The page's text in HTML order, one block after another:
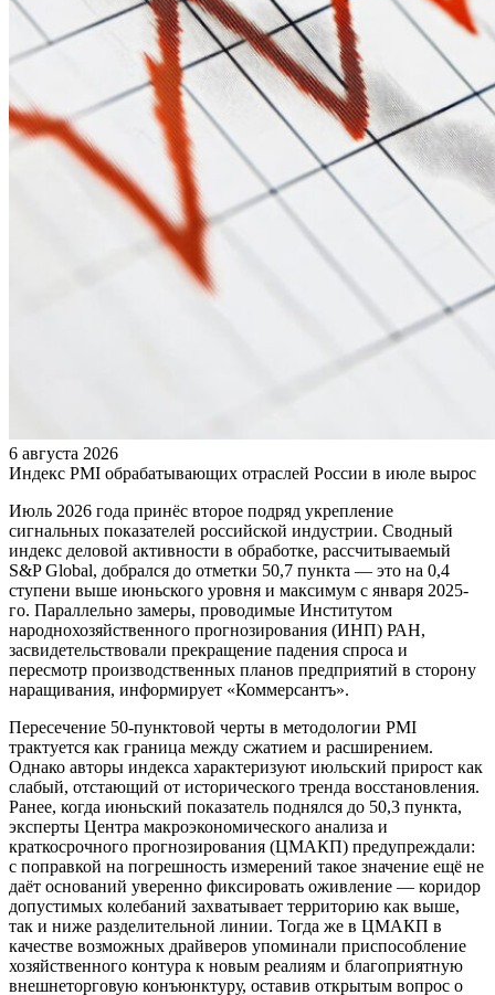
6 августа 2026
Индекс PMI обрабатывающих отраслей России в июле вырос
Июль 2026 года принёс второе подряд укрепление
сигнальных показателей российской индустрии. Сводный
индекс деловой активности в обработке, рассчитываемый
S&P Global, добрался до отметки 50,7 пункта — это на 0,4
ступени выше июньского уровня и максимум с января 2025-
го. Параллельно замеры, проводимые Институтом
народнохозяйственного прогнозирования (ИНП) РАН,
засвидетельствовали прекращение падения спроса и
пересмотр производственных планов предприятий в сторону
наращивания, информирует «Коммерсантъ».
Пересечение 50-пунктовой черты в методологии PMI
трактуется как граница между сжатием и расширением.
Однако авторы индекса характеризуют июльский прирост как
слабый, отстающий от исторического тренда восстановления.
Ранее, когда июньский показатель поднялся до 50,3 пункта,
эксперты Центра макроэкономического анализа и
краткосрочного прогнозирования (ЦМАКП) предупреждали:
с поправкой на погрешность измерений такое значение ещё не
даёт оснований уверенно фиксировать оживление — коридор
допустимых колебаний захватывает территорию как выше,
так и ниже разделительной линии. Тогда же в ЦМАКП в
качестве возможных драйверов упоминали приспособление
хозяйственного контура к новым реалиям и благоприятную
внешнеторговую конъюнктуру, оставив открытым вопрос о